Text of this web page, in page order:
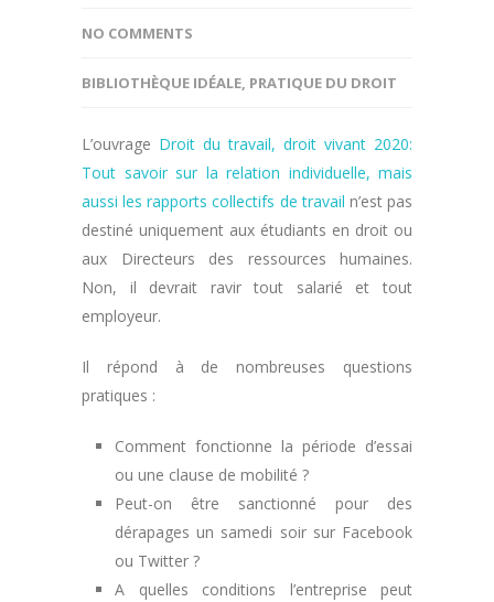
NO COMMENTS
BIBLIOTHÈQUE IDÉALE, PRATIQUE DU DROIT
L’ouvrage Droit du travail, droit vivant 2020:
Tout savoir sur la relation individuelle, mais
aussi les rapports collectifs de travail n’est pas
destiné uniquement aux étudiants en droit ou
aux Directeurs des ressources humaines.
Non, il devrait ravir tout salarié et tout
employeur.
Il répond à de nombreuses questions
pratiques :
Comment fonctionne la période d’essai
ou une clause de mobilité ?
Peut-on être sanctionné pour des
dérapages un samedi soir sur Facebook
ou Twitter ?
A quelles conditions l’entreprise peut